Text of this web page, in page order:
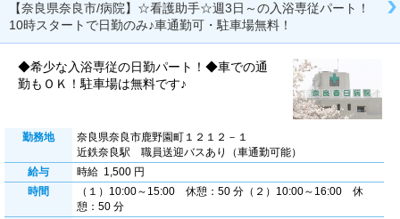
【奈良県奈良市/病院】☆看護助手☆週3日～の入浴専従パート！
10時スタートで日勤のみ♪車通勤可・駐車場無料！
◆希少な入浴専従の日勤パート！◆車での通
勤もＯＫ！駐車場は無料です♪
勤務地
奈良県奈良市鹿野園町１２１２－１
近鉄奈良駅 職員送迎バスあり（車通勤可能）
給与
時給 1,500 円
時間
（１）10:00～15:00 休憩：50 分（２）10:00～16:00 休
憩：50 分